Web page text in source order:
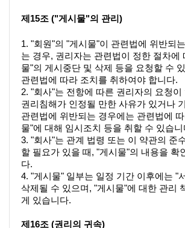
제15조 ("게시물"의 관리)
1. "회원"의 "게시물"이 관련법에 위반되
는 경우, 권리자는 관련법이 정한 절차에
물"의 게시중단 및 삭제 등을 요청할 수
관련법에 따라 조치를 취하여야 합니다.
2. "회사"는 전항에 따른 권리자의 요청이
권리침해가 인정될 만한 사유가 있거나
관련법에 위반되는 경우에는 관련법에 따
물"에 대해 임시조치 등을 취할 수 있습니
3. "회사"는 관계 법령 또는 이 약관의 준
할 필요가 있을 때, "게시물"의 내용을 확
다.
4. "게시물" 일부는 일정 기간 이후에는 "
삭제될 수 있으며, "게시물"에 대한 관리
게 있습니다.
제16조 (권리의 귀속)